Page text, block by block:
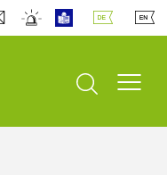
Suche öffnen